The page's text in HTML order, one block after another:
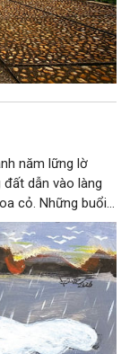
năm lững lờ
dẫn vào làng
cỏ. Những buổi
đám hoa tím